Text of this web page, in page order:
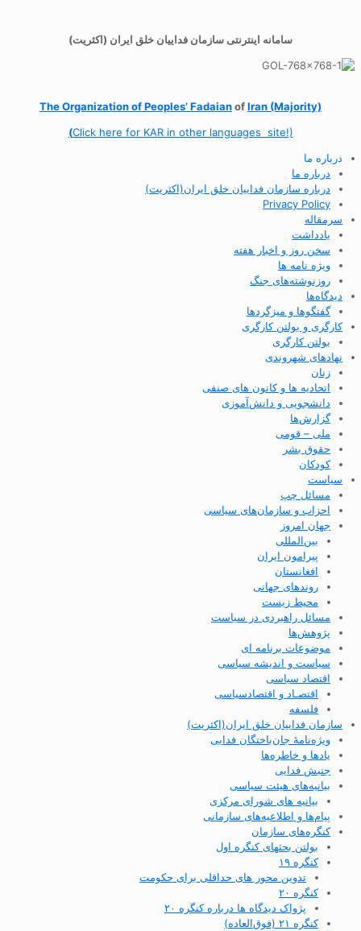
سامانه اینترنتی سازمان فداییان خلق ایران (اکثریت)
The Organization ofPeoples’ FadaianofIran (Majority)
(Click here for KAR in other languages site!)
درباره ما
درباره ما
درباره سازمان فداییان خلق ایران(اکثریت)
Privacy Policy
سرمقاله
یادداشت
سخن روز و اخبار هفته
ویژه نامه ها
روزنوشته‌های جنگ
دیدگاه‌ها
گفتگوها و میزگردها
کارگری و بولتن کارگری
بولتن کارگری
نهادهای شهروندی
زنان
اتحادیه ها و کانون های صنفی
دانشجویی و دانش‌آموزی
گزارش‌ها
ملی – قومی
حقوق بشر
کودکان
سیاست
مسائل چپ
احزاب و سازمان‌های سیاسی
جهان امروز
بین‌المللی
پیرامون ایران
افغانستان
روندهای جهانی
محیط زیست
مسائل راهبردی در سیاست
پژوهش‌ها
موضوعات برنامه ای
سیاست و اندیشه سیاسی
اقتصاد سیاسی
اقتصـاد و اقتصاد‌سیاسی
فلسفه
سازمان فداییان خلق ایران(اکثریت)
ویژه‌نامهٔ جان‌باختگان فدایی
یادها و خاطره‌ها
جنبش فدایی
بیانیه‌های هیئت سیاسی
بیانیه های شورای مرکزی
پیام‌ها و اطلاعیه‌های سازمانی
کنگره‌های سازمان
بولتن بحثهای کنگره اول
کنگره ۱۹
تدوین محور های حداقلی برای حکومت
کنگره ۲۰
پژواک دیدگاه ها درباره کنگره ۲۰
کنگره ۲۱ (فوق‌العاده)